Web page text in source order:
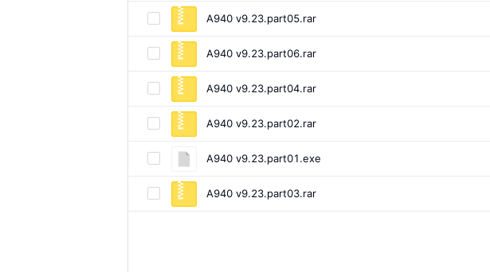
A940 v9.23.part05.rar
A940 v9.23.part06.rar
A940 v9.23.part04.rar
A940 v9.23.part02.rar
A940 v9.23.part01.exe
A940 v9.23.part03.rar